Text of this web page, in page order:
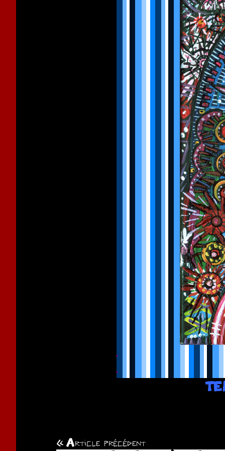
.
.
Navigation
Article précédent